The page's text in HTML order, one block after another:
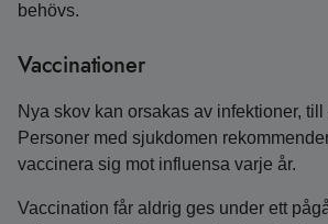
behövs.
Vaccinationer
Nya skov kan orsakas av infektioner,
Personer med sjukdomen
vaccinera sig mot influensa varje år.
Vaccination får aldrig ges under ett